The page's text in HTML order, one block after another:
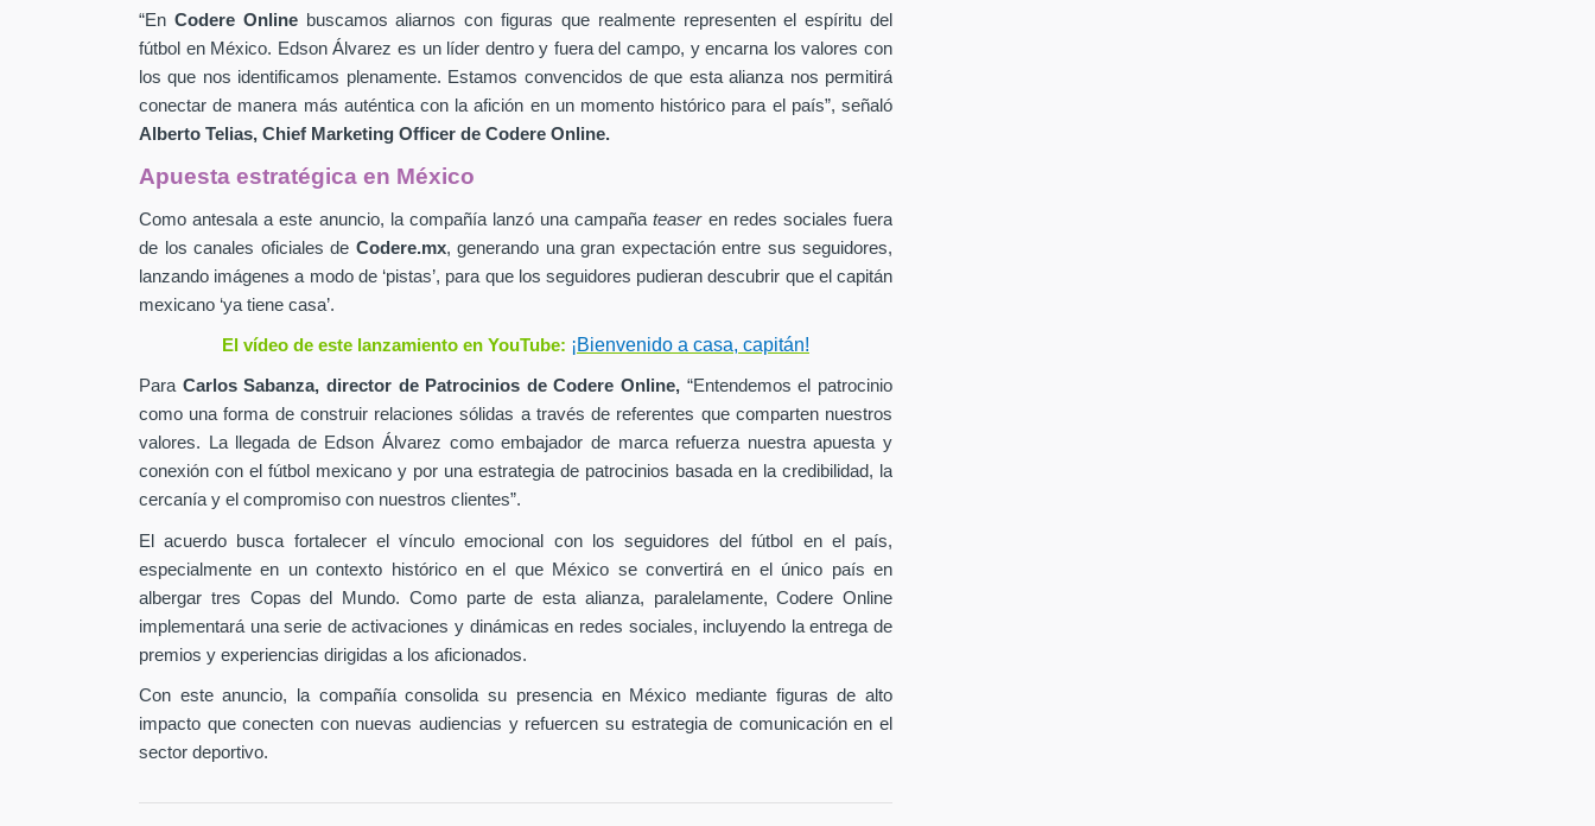
“En Codere Onlinebuscamos aliarnos con figuras que realmente representen el espíritu del
fútbol en México. Edson Álvarez es un líder dentro y fuera del campo, y encarna los valores con
los que nos identificamos plenamente. Estamos convencidos de que esta alianza nos permitirá
conectar de manera más auténtica con la afición en un momento histórico para el país”, señaló
Alberto Telias, Chief Marketing Officer de Codere Online.
Apuesta estratégica en México
Como antesala a este anuncio, la compañía lanzó una campañateaseren redes sociales fuera
de los canales oficiales de Codere.mx, generando una gran expectación entre sus seguidores,
lanzando imágenes a modo de ‘pistas’, para que los seguidores pudieran descubrir que el capitán
mexicano ‘ya tiene casa’.
El vídeo de este lanzamiento en YouTube: ¡Bienvenido a casa, capitán!
Para Carlos Sabanza, director de Patrocinios de Codere Online, “Entendemos el patrocinio
como una forma de construir relaciones sólidas a través de referentes que comparten nuestros
valores. La llegada de Edson Álvarez como embajador de marca refuerza nuestra apuesta y
conexión con el fútbol mexicano y por una estrategia de patrocinios basada en la credibilidad, la
cercanía y el compromiso con nuestros clientes”.
El acuerdo busca fortalecer el vínculo emocional con los seguidores del fútbol en el país,
especialmente en un contexto histórico en el que México se convertirá en el único país en
albergar tres Copas del Mundo. Como parte de esta alianza, paralelamente, Codere Online
implementará una serie de activaciones y dinámicas en redes sociales, incluyendo la entrega de
premios y experiencias dirigidas a los aficionados.
Con este anuncio, la compañía consolida su presencia en México mediante figuras de alto
impacto que conecten con nuevas audiencias y refuercen su estrategia de comunicación en el
sector deportivo.